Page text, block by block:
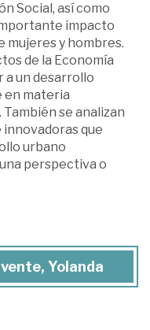
Social, así como
impacto
mujeres y hombres.
de la Economía
a un desarrollo
en materia
se analizan
que
urbano
perspectiva o
Yolanda